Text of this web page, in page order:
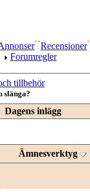
Recensioner
Forumregler
tillbehör
slänga?
Dagens inlägg
Ämnesverktyg